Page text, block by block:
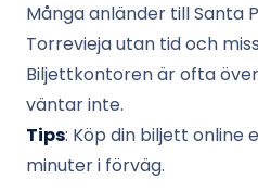
Många anländer till Santa
Torrevieja utan tid och
Biljettkontoren är ofta
väntar inte.
Tips: Köp din biljett online
minuter i förväg.